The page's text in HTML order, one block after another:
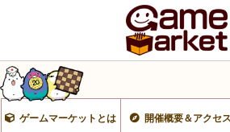
ゲームマーケットとは 開催概要＆アクセス